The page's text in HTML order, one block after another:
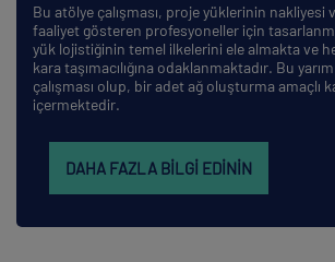
Bu atölye çalışması, proje yüklerinin nakliyesi
faaliyet gösteren profesyoneller için
yük lojistiğinin temel ilkelerini ele almakta ve
kara taşımacılığına odaklanmaktadır. Bu
çalışması olup, bir adet ağ oluşturma amaçlı
içermektedir.
DAHA FAZLA BILGI EDININ